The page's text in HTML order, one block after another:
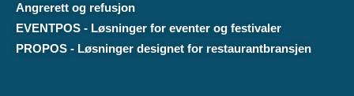
Angrerett og refusjon
EVENTPOS - Løsninger for eventer og festivaler
PROPOS - Løsninger designet for restaurantbransjen